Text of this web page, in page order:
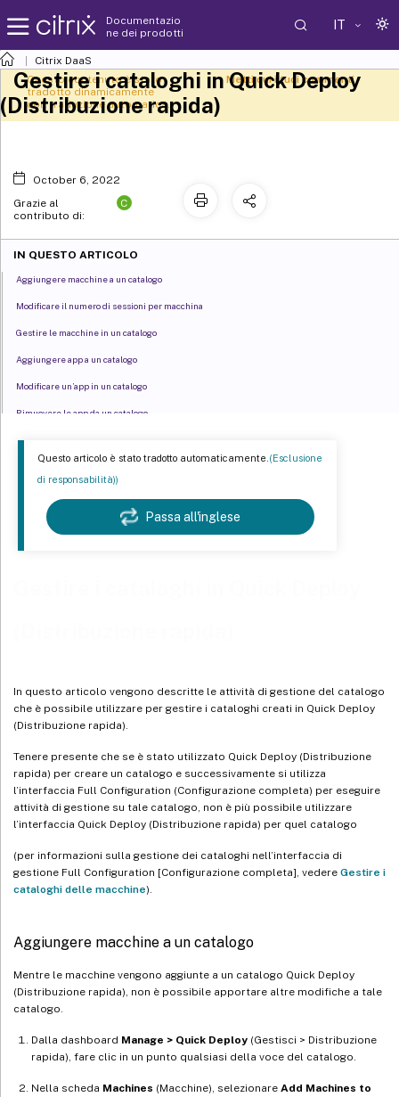
Documentazio
ne dei prodotti
IT
Citrix DaaS
Questo articolo è stato tradotto automaticamente.(Esclusione
di responsabilità))
Passa all'inglese
In questo articolo vengono descritte le attività di gestione del catalogo
che è possibile utilizzare per gestire i cataloghi creati in Quick Deploy
(Distribuzione rapida).
Tenere presente che se è stato utilizzato Quick Deploy (Distribuzione
rapida) per creare un catalogo e successivamente si utilizza
l’interfaccia Full Configuration (Configurazione completa) per eseguire
attività di gestione su tale catalogo, non è più possibile utilizzare
l’interfaccia Quick Deploy (Distribuzione rapida) per quel catalogo
(per informazioni sulla gestione dei cataloghi nell’interfaccia di
gestione Full Configuration [Configurazione completa], vedere Gestire i
cataloghi delle macchine).
Aggiungere macchine a un catalogo
Mentre le macchine vengono aggiunte a un catalogo Quick Deploy
(Distribuzione rapida), non è possibile apportare altre modifiche a tale
catalogo.
Dalla dashboard Manage > Quick Deploy (Gestisci > Distribuzione
rapida), fare clic in un punto qualsiasi della voce del catalogo.
Nella scheda Machines (Macchine), selezionare Add Machines to
Questo contenuto è stato
tradotto dinamicamente
con traduzione automatica.
Metti qui i tuoi commenti
Gestire i cataloghi in Quick Deploy
(Distribuzione rapida)
October 6, 2022
Grazie al
contributo di:
C
IN QUESTO ARTICOLO
Aggiungere macchine a un catalogo
Modificare il numero di sessioni per macchina
Gestire le macchine in un catalogo
Aggiungere app a un catalogo
Modificare un’app in un catalogo
Rimuovere le app da un catalogo
Eliminare un catalogo
Gestire le pianificazioni di gestione dell’alimentazione